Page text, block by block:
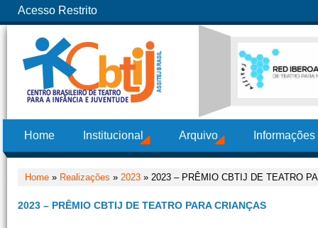
Acesso Restrito
Home Institucional Arquivo
Home » Realizações » 2023 » 2023 – PRÊMIO CBTIJ DE TEATRO
2023 – PRÊMIO CBTIJ DE TEATRO PARA CRIANÇAS